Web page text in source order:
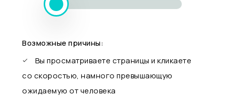
Возможные причины:
Вы просматриваете страницы и кликаете
со скоростью, намного превышающую
ожидаемую от человека